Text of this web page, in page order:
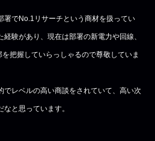
署でNo.1リサーチという商材を扱ってい
経験があり、現在は部署の新電力や回線、
を把握していらっしゃるので尊敬していま
でレベルの高い商談をされていて、高い次
なと思っています。